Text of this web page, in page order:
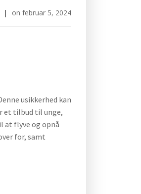
| on februar 5, 2024
usikkerhed kan
et tilbud til unge,
at flyve og opnå
for, samt